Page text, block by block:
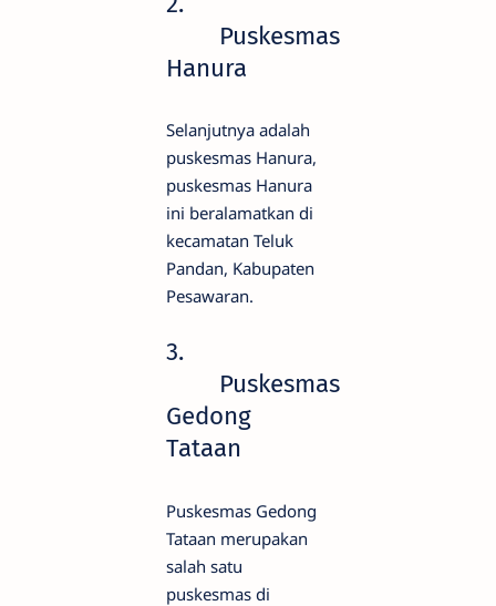
Puskesmas
Hanura
Selanjutnya adalah
puskesmas Hanura,
puskesmas Hanura
ini beralamatkan di
kecamatan Teluk
Pandan, Kabupaten
Pesawaran.
3.
Puskesmas
Gedong
Tataan
Puskesmas Gedong
Tataan merupakan
salah satu
puskesmas di